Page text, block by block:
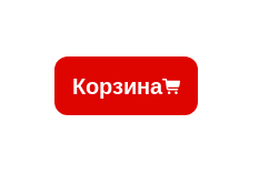
Корзина